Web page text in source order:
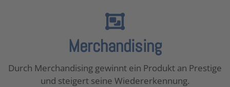
Merchandising
Durch Merchandising gewinnt ein Produkt an Prestige
und steigert seine Wiedererkennung.